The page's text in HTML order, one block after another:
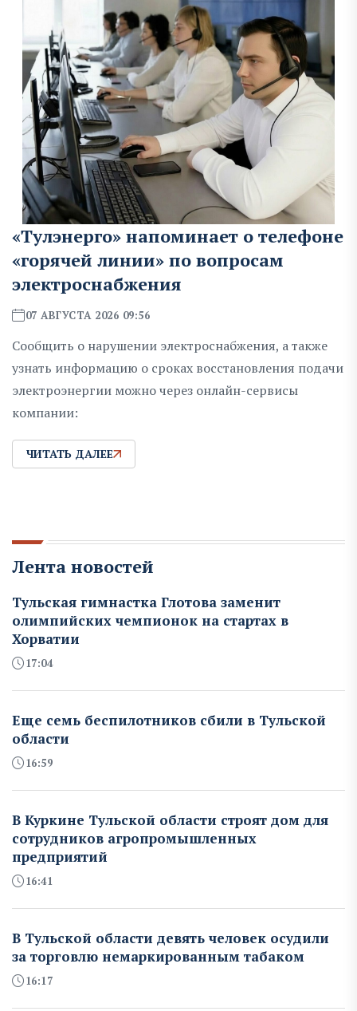
«Тулэнерго» напоминает о телефоне
«горячей линии» по вопросам
электроснабжения
07 АВГУСТА 2026 09:56
Сообщить о нарушении электроснабжения, а также
узнать информацию о сроках восстановления подачи
электроэнергии можно через онлайн-сервисы
компании:
ЧИТАТЬ ДАЛЕЕ
Лента новостей
Тульская гимнастка Глотова заменит
олимпийских чемпионок на стартах в
Хорватии
17:04
Еще семь беспилотников сбили в Тульской
области
16:59
В Куркине Тульской области строят дом для
сотрудников агропромышленных
предприятий
16:41
В Тульской области девять человек осудили
за торговлю немаркированным табаком
16:17